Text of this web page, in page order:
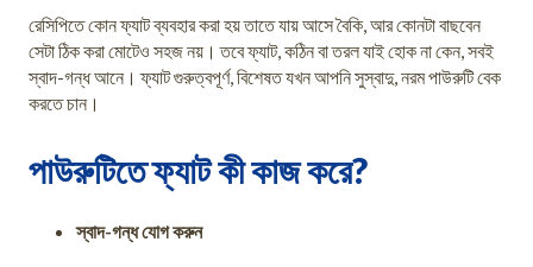
রেসিপিতে কোন ফ্যাট ব্যবহার করা হয় তাতে যায় আসে বৈকি, আর কোনটা বাছবেন
সেটা ঠিক করা মোটেও সহজ নয়। তবে ফ্যাট, কঠিন বা তরল যাই হোক না কেন, সবই
স্বাদ-গন্ধ আনে। ফ্যাট গুরুত্বপূর্ণ, বিশেষত যখন আপনি সুস্বাদু, নরম পাউরুটি বেক
করতে চান।
পাউরুটিতে ফ্যাট কী কাজ করে?
স্বাদ-গন্ধ যোগ করুন